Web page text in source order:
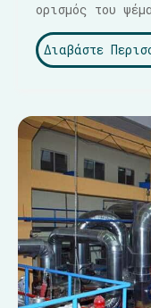
ορισμός του
Διαβάστε